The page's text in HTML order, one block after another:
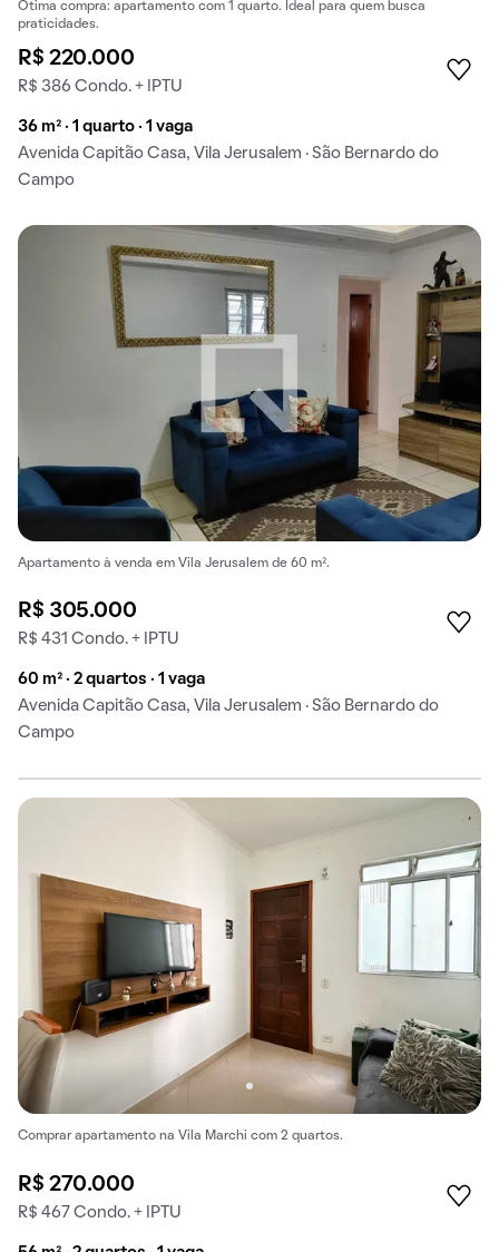
Ótima compra: apartamento com 1 quarto. Ideal para quem busca
praticidades.
R$ 220.000
R$ 386 Condo. + IPTU
36 m² · 1 quarto · 1 vaga
Avenida Capitão Casa, Vila Jerusalem · São Bernardo do
Campo
Apartamento à venda em Vila Jerusalem de 60 m².
R$ 305.000
R$ 431 Condo. + IPTU
60 m² · 2 quartos · 1 vaga
Avenida Capitão Casa, Vila Jerusalem · São Bernardo do
Campo
Comprar apartamento na Vila Marchi com 2 quartos.
R$ 270.000
R$ 467 Condo. + IPTU